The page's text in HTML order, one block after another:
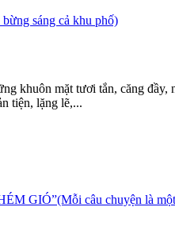
sáng cả khu phố)
mặt tươi tắn, căng đầy,
tiện, lặng lẽ,...
GIÓ”(Mỗi câu chuyện là một